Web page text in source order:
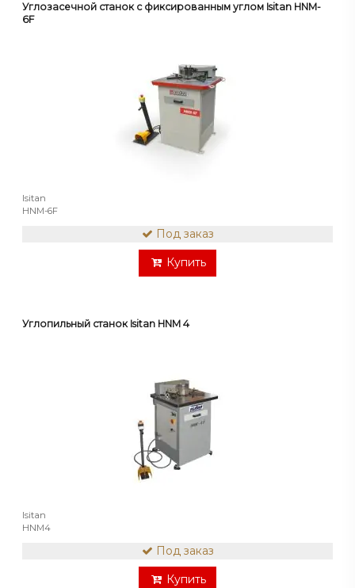
Углозасечной станок с фиксированным углом Isitan HNM-
6F
Isitan
HNM-6F
Под заказ
Купить
Углопильный станок Isitan HNM 4
Isitan
HNM4
Под заказ
Купить